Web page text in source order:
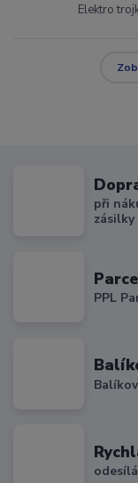
Elektro
při
zásilky
PPL